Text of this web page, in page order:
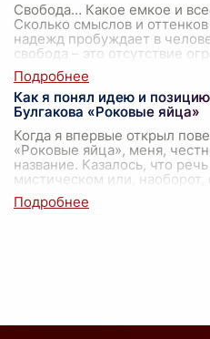
Свобода… Какое емкое и
Сколько смыслов и
надежд пробуждает в
свобода – это отсутствие
Как я понял идею и
Булгакова «Роковые яйца»
Когда я впервые открыл
«Роковые яйца», меня,
название. Казалось, что
мистическом или,